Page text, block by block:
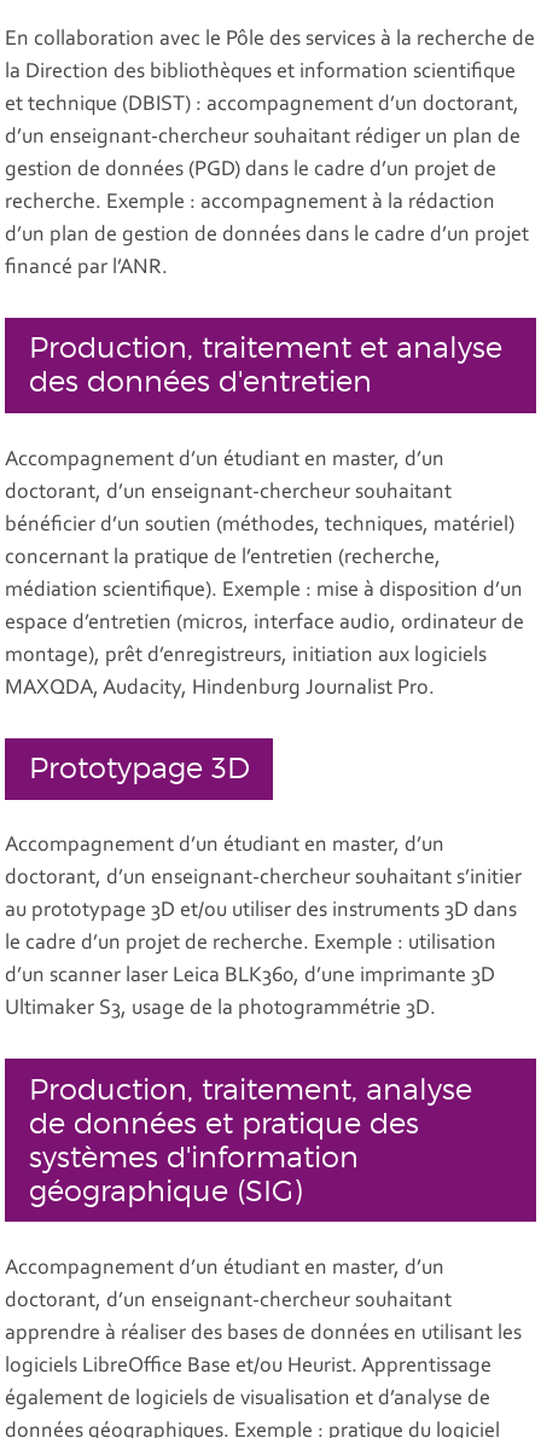
En collaboration avec le Pôle des services à la recherche de
la Direction des bibliothèques et information scientifique
et technique (DBIST) : accompagnement d’un doctorant,
d’un enseignant-chercheur souhaitant rédiger un plan de
gestion de données (PGD) dans le cadre d’un projet de
recherche. Exemple : accompagnement à la rédaction
d’un plan de gestion de données dans le cadre d’un projet
financé par l’ANR.
Production, traitement et analyse
des données d'entretien
Accompagnement d’un étudiant en master, d’un
doctorant, d’un enseignant-chercheur souhaitant
bénéficier d’un soutien (méthodes, techniques, matériel)
concernant la pratique de l’entretien (recherche,
médiation scientifique). Exemple : mise à disposition d’un
espace d’entretien (micros, interface audio, ordinateur de
montage), prêt d’enregistreurs, initiation aux logiciels
MAXQDA, Audacity, Hindenburg Journalist Pro.
Prototypage 3D
Accompagnement d’un étudiant en master, d’un
doctorant, d’un enseignant-chercheur souhaitant s’initier
au prototypage 3D et/ou utiliser des instruments 3D dans
le cadre d’un projet de recherche. Exemple : utilisation
d’un scanner laser Leica BLK360, d’une imprimante 3D
Ultimaker S3, usage de la photogrammétrie 3D.
Production, traitement, analyse
de données et pratique des
systèmes d'information
géographique (SIG)
Accompagnement d’un étudiant en master, d’un
doctorant, d’un enseignant-chercheur souhaitant
apprendre à réaliser des bases de données en utilisant les
logiciels LibreOffice Base et/ou Heurist. Apprentissage
également de logiciels de visualisation et d’analyse de
données géographiques. Exemple : pratique du logiciel